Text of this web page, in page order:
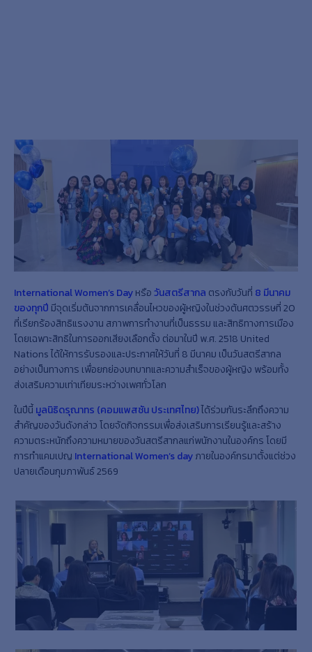
International Women’s Dayหรือวันสตรีสากล ตรงกับวันที่ 8 มีนาคม
ของทุกปี มีจุดเริ่มต้นจากการเคลื่อนไหวของผู้หญิงในช่วงต้นศตวรรษที่ 20
ที่เรียกร้องสิทธิแรงงาน สภาพการทำงานที่เป็นธรรม และสิทธิทางการเมือง
โดยเฉพาะสิทธิในการออกเสียงเลือกตั้ง ต่อมาในปี พ.ศ. 2518 United
Nations ได้ให้การรับรองและประกาศให้วันที่ 8 มีนาคม เป็นวันสตรีสากล
อย่างเป็นทางการ เพื่อยกย่องบทบาทและความสำเร็จของผู้หญิง พร้อมทั้ง
ส่งเสริมความเท่าเทียมระหว่างเพศทั่วโลก
ในปีนี้ มูลนิธิดรุณาทร (คอมแพสชัน ประเทศไทย)ได้ร่วมกันระลึกถึงความ
สำคัญของวันดังกล่าว โดยจัดกิจกรรมเพื่อส่งเสริมการเรียนรู้และสร้าง
ความตระหนักถึงความหมายของวันสตรีสากลแก่พนักงานในองค์กร โดยมี
การทำแคมเปญ International Women’s dayภายในองค์กรมาตั้งแต่ช่วง
ปลายเดือนกุมภาพันธ์ 2569